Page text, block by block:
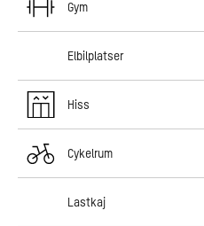
Gym
Elbilplatser
Hiss
Cykelrum
Lastkaj